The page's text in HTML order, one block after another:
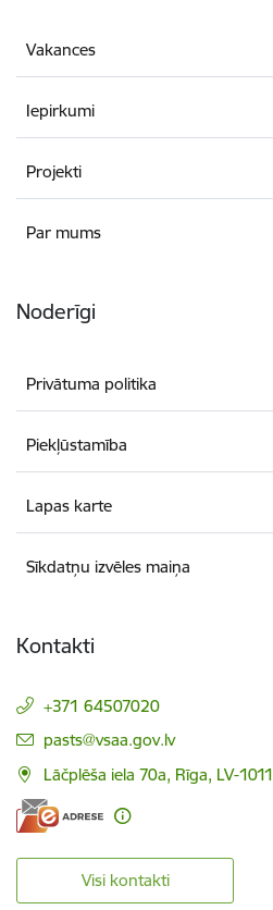
Vakances
Iepirkumi
Projekti
Par mums
Noderīgi
Privātuma politika
Piekļūstamība
Lapas karte
Sīkdatņu izvēles maiņa
Kontakti
+371 64507020
E-pasts:
pasts@vsaa.gov.lv
Lāčplēša iela 70a, Rīga, LV-1011
Visi kontakti